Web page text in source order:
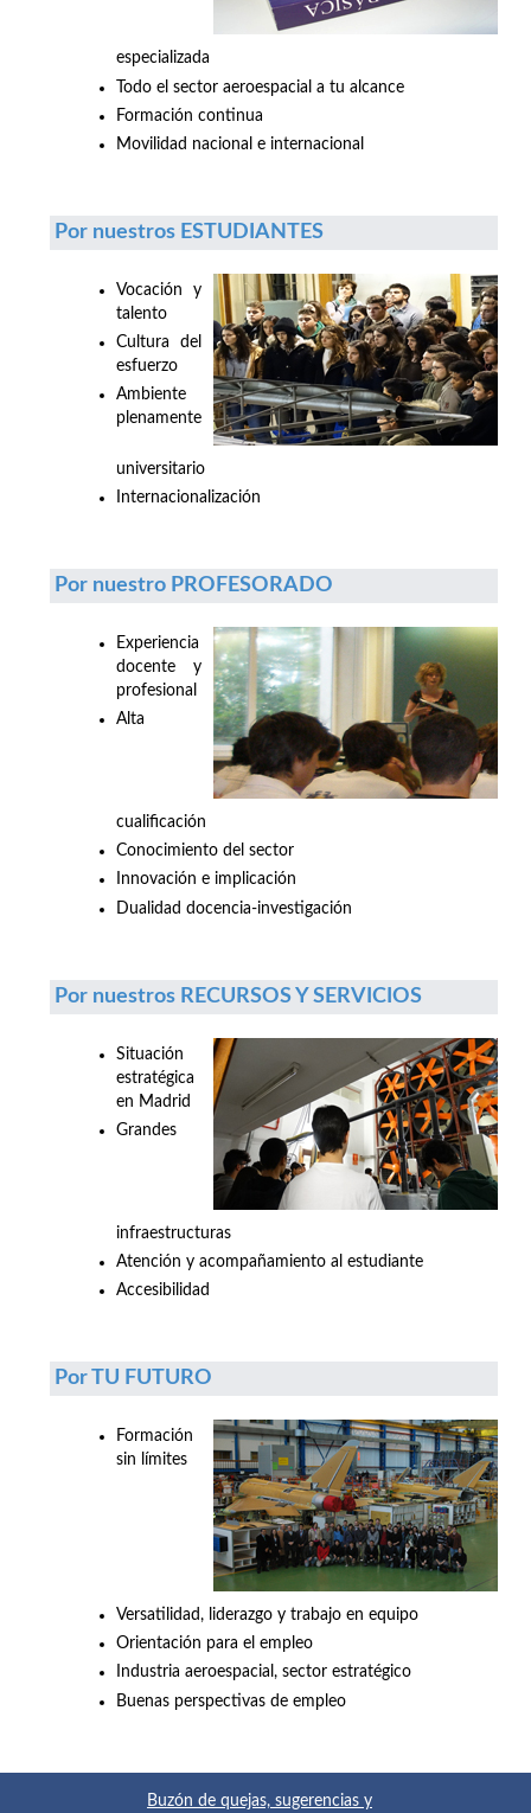
especializada
Todo el sector aeroespacial a tu alcance
Formación continua
Movilidad nacional e internacional
Por nuestros ESTUDIANTES
Vocación y
talento
Cultura del
esfuerzo
Ambiente
plenamente
universitario
Internacionalización
Por nuestro PROFESORADO
Experiencia
docente y
profesional
Alta
cualificación
Conocimiento del sector
Innovación e implicación
Dualidad docencia-investigación
Por nuestros RECURSOS Y SERVICIOS
Situación
estratégica
en Madrid
Grandes
infraestructuras
Atención y acompañamiento al estudiante
Accesibilidad
Por TU FUTURO
Formación
sin límites
Versatilidad, liderazgo y trabajo en equipo
Orientación para el empleo
Industria aeroespacial, sector estratégico
Buenas perspectivas de empleo
Buzón de quejas, sugerencias y